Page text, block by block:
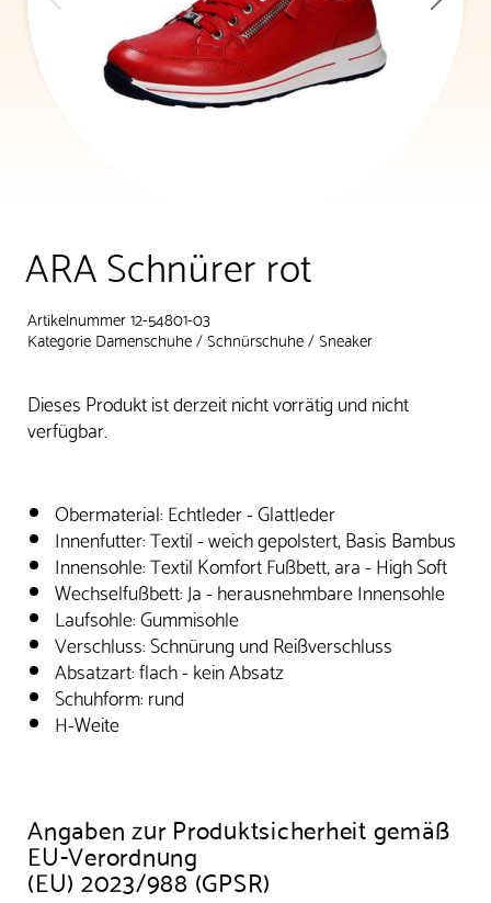
ARA Schnürer rot
Artikelnummer 12-54801-03
KategorieDamenschuhe/Schnürschuhe/Sneaker
Dieses Produkt ist derzeit nicht vorrätig und nicht
verfügbar.
Obermaterial: Echtleder - Glattleder
Innenfutter: Textil - weich gepolstert, Basis Bambus
Innensohle: Textil Komfort Fußbett, ara - High Soft
Wechselfußbett: Ja - herausnehmbare Innensohle
Laufsohle: Gummisohle
Verschluss: Schnürung und Reißverschluss
Absatzart: flach - kein Absatz
Schuhform: rund
H-Weite
Angaben zur Produktsicherheit gemäß
EU-Verordnung
(EU) 2023/988 (GPSR)